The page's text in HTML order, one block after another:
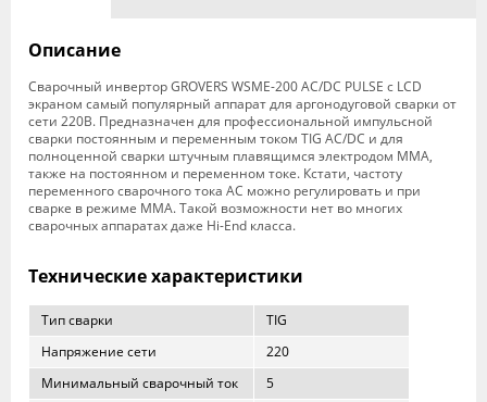
Описание
Сварочный инвертор GROVERS WSME-200 AC/DC PULSE с LCD
экраном самый популярный аппарат для аргонодуговой сварки от
сети 220В. Предназначен для профессиональной импульсной
сварки постоянным и переменным током TIG AC/DC и для
полноценной сварки штучным плавящимся электродом MMA,
также на постоянном и переменном токе. Кстати, частоту
переменного сварочного тока AC можно регулировать и при
сварке в режиме ММА. Такой возможности нет во многих
сварочных аппаратах даже Hi-End класса.
Технические характеристики
Тип сварки
TIG
Напряжение сети
220
Минимальный сварочный ток
5